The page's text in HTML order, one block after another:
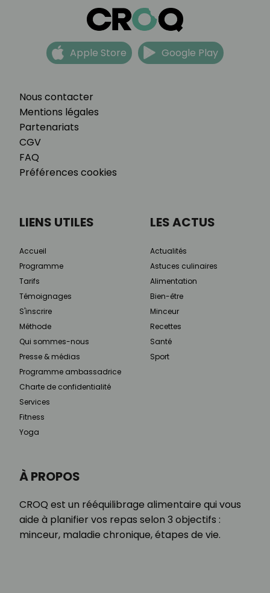
Nous contacter
Mentions légales
Partenariats
CGV
FAQ
Préférences cookies
Apple Store Google Play
À PROPOS
CROQ est un rééquilibrage alimentaire qui vous
aide à planifier vos repas selon 3 objectifs :
minceur, maladie chronique, étapes de vie.
LIENS UTILES
Accueil
Programme
Tarifs
Témoignages
S'inscrire
Méthode
Qui sommes-nous
Presse & médias
Programme ambassadrice
Charte de confidentialité
Services
Fitness
Yoga
LES ACTUS
Actualités
Astuces culinaires
Alimentation
Bien-être
Minceur
Recettes
Santé
Sport